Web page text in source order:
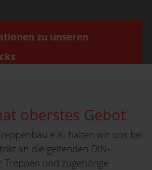
zu unseren
oberstes Gebot
e.K. halten wir uns bei
an die geltenden DIN-
und zugehörige